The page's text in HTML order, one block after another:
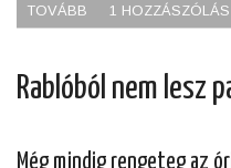
TOVÁBB
BEM
1 HOZZÁSZÓLÁS
Rablóból nem lesz
Még mindig rengeteg az